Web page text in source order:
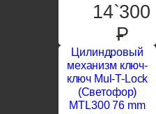
14`300
P
Цилиндровый
механизм ключ-
ключ Mul-T-Lock
(Светофор)
MTL300 76 mm